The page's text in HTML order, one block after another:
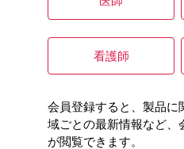
8:14
/
看護師
会員登録すると、製品に
域ごとの最新情報など、
が閲覧できます。